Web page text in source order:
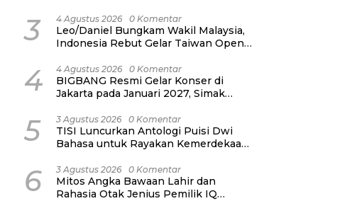
3 4 Agustus 2026 0 Komentar
Leo/Daniel Bungkam Wakil Malaysia,
Indonesia Rebut Gelar Taiwan Open
4 4 Agustus 2026 0 Komentar
BIGBANG Resmi Gelar Konser di
Jakarta pada Januari 2027, Simak
5 3 Agustus 2026 0 Komentar
TISI Luncurkan Antologi Puisi Dwi
Bahasa untuk Rayakan Kemerdekaan
6 3 Agustus 2026 0 Komentar
Mitos Angka Bawaan Lahir dan
Rahasia Otak Jenius Pemilik IQ